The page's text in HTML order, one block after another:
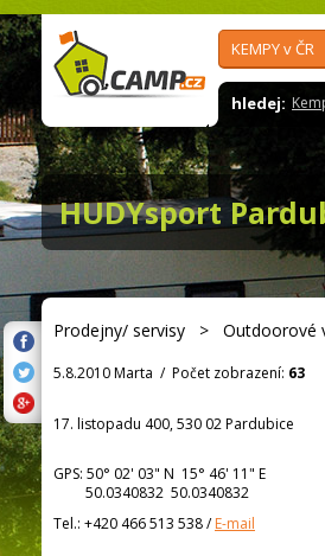
KEMPY v ČR
hledej:
HUDYsport
Prodejny/ servisy > Outdoorové
5.8.2010 Marta / Počet zobrazení: 63
17. listopadu 400, 530 02 Pardubice
GPS: 50° 02' 03" N 15° 46' 11" E
50.0340832 50.0340832
Tel.: +420 466 513 538/E-mail